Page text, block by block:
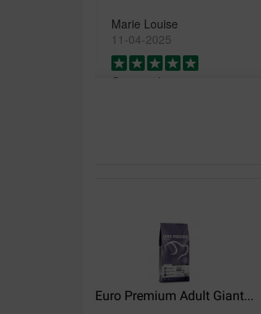
Marie Louise
11-04-2025
Ce sont des croquettes que
goed product ,hond eet de
Translate to English
Durand
Euro Premium Adult Giant...